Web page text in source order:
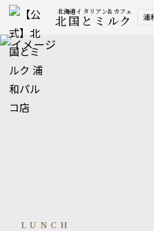
北海道イタリアン&カフェ
北国とミルク 浦
LUNCH